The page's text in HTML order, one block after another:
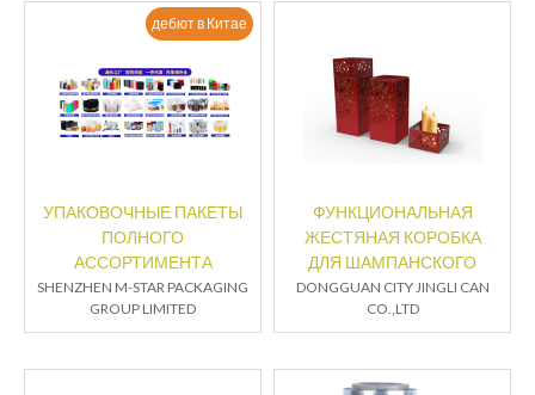
дебют в Китае
УПАКОВОЧНЫЕ ПАКЕТЫ
ПОЛНОГО
АССОРТИМЕНТА
SHENZHEN M-STAR PACKAGING
GROUP LIMITED
ФУНКЦИОНАЛЬНАЯ
ЖЕСТЯНАЯ КОРОБКА
ДЛЯ ШАМПАНСКОГО
DONGGUAN CITY JINGLI CAN
CO.,LTD